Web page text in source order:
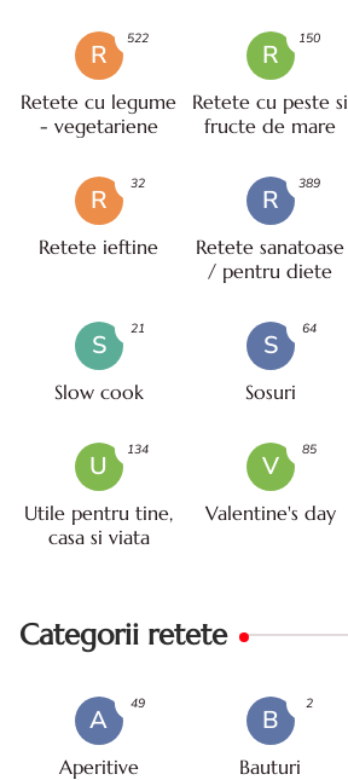
R
Retete cu legume
- vegetariene
522
R
Retete cu peste si
fructe de mare
150
R
Retete ieftine
32
R
Retete sanatoase
/ pentru diete
389
S
Slow cook
21
S
Sosuri
64
U
Utile pentru tine,
casa si viata
134
V
Valentine's day
85
Categorii retete
A
Aperitive
49
B
Bauturi
2